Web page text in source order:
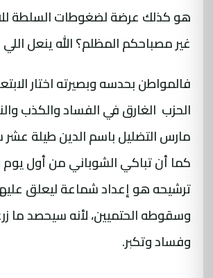
هو كذلك عرضة لضغوطات السلطة
غير مصباحكم المظلم؟ الله ينعل
فالمواطن بحدسه وبصيرته اختار
الحزب الغارق في الفساد والكذب
مارس التضليل باسم الدين طيلة
كما أن تباكي الشوباني من أول
ترشيحه هو إعداد شماعة ليعلق
وسقوطه الحتميين، لأنه سيحصد ما
وفساد وتكبر.